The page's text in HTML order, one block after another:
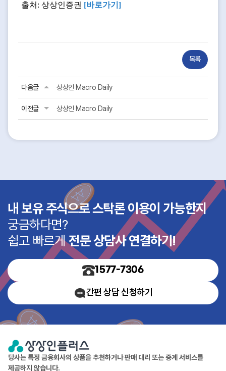
출처: 상상인증권 [바로가기 ]
목록
다음글 상상인 Macro Daily
이전글 상상인 Macro Daily
내 보유 주식으로 스탁론 이용이 가능한지
궁금하다면?
쉽고 빠르게전문 상담사 연결하기!
1577-7306
간편 상담 신청하기
당사는 특정 금융회사의 상품을 추천하거나 판매 대리 또는 중계 서비스를
제공하지 않습니다.